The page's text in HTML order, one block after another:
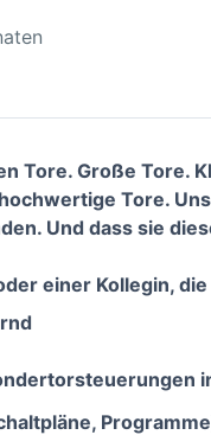
:
Tore. Große
Tore.
Und dass sie
einer Kollegin,